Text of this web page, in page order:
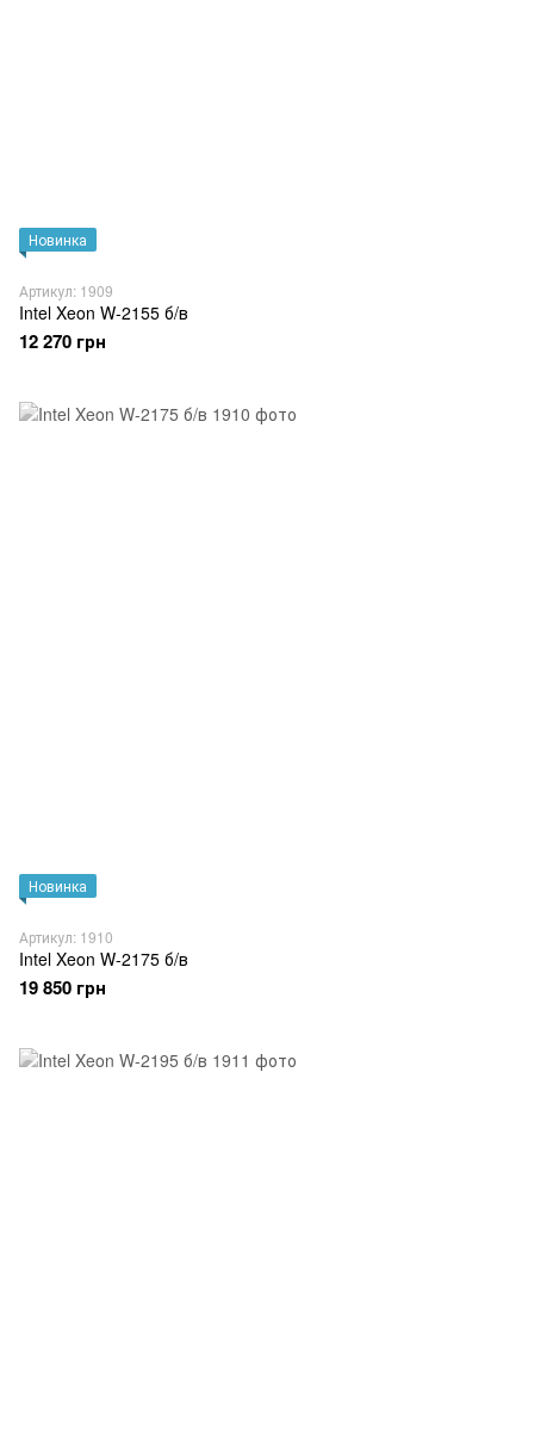
Новинка
Артикул: 1909
Intel Xeon W-2155 б/в
12 270 грн
Новинка
Артикул: 1910
Intel Xeon W-2175 б/в
19 850 грн